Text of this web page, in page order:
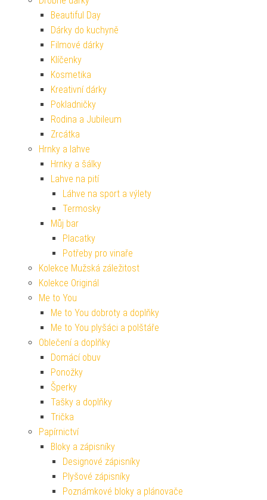
Beautiful Day
Dárky do kuchyně
Filmové dárky
Klíčenky
Kosmetika
Kreativní dárky
Pokladničky
Rodina a Jubileum
Zrcátka
Hrnky a lahve
Hrnky a šálky
Lahve na pití
Láhve na sport a výlety
Termosky
Můj bar
Placatky
Potřeby pro vinaře
Kolekce Mužská záležitost
Kolekce Originál
Me to You
Me to You dobroty a doplňky
Me to You plyšáci a polštáře
Oblečení a doplňky
Domácí obuv
Ponožky
Šperky
Tašky a doplňky
Trička
Papírnictví
Bloky a zápisníky
Designové zápisníky
Plyšové zápisníky
Poznámkové bloky a plánovače